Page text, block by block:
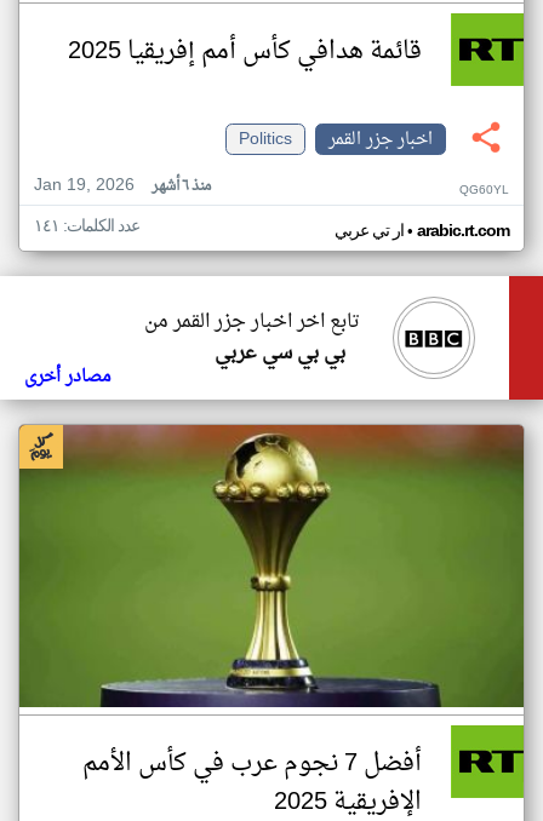
قائمة هدافي كأس أمم إفريقيا 2025
اخبار جزر القمر
Politics
Jan 19, 2026
منذ ٦ أشهر QG60YL
ار تي عربي• arabic.rt.com عدد الكلمات: ١٤١
تابع اخر اخبار جزر القمر من
بي بي سي عربي
مصادر أخرى
أفضل 7 نجوم عرب في كأس الأمم
الإفريقية 2025